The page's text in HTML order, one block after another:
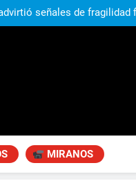
otros cambios que
señales de fragilidad
un problema que puede
el Gobierno “tuvo que dar
otros cambios que
señales de fragilidad
un problema que puede
el Gobierno “tuvo que dar
de clima político
la visita de León XIV a la
MIRANOS